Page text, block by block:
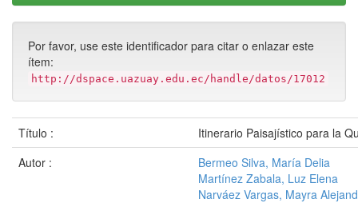
Por favor, use este identificador para citar o enlazar este
ítem:
http://dspace.uazuay.edu.ec/handle/datos/17012
Título :
Itinerario Paisajístico para la
Autor :
Bermeo Silva, María Delia
Martínez Zabala, Luz Elena
Narváez Vargas, Mayra